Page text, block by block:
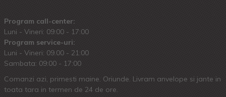
Program call-center:
Luni - Vineri: 09:00 - 17:00
Program service-uri:
Luni - Vineri: 09.00 - 21:00
Sambata: 09:00 - 17:00
Comanzi azi, primesti maine. Oriunde. Livram anvelope si jante in
toata tara in termen de 24 de ore.